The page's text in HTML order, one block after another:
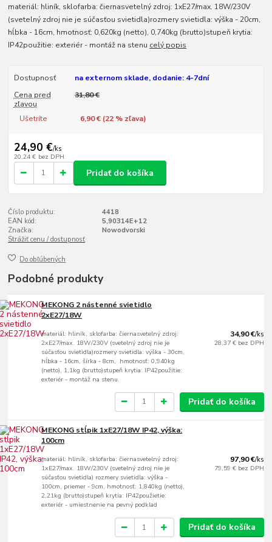
materiál: hliník, sklofarba: čiernasvetelný zdroj: 1xE27/max. 18W/230V
(svetelný zdroj nie je súčasťou svietidla)rozmery svietidla: výška - 20cm,
hĺbka - 16cm, hmotnosť: 0,620kg (netto), 0,740kg (brutto)stupeň krytia:
IP42použitie: exteriér - montáž na stenu celý popis
Dostupnosť
na externom sklade, dodanie: 4-7dní
Cena pred
zľavou
31,80 €
Ušetríte 6,90 € (22% zľava)
24,90 €/ks
20,24 € bez DPH
Pridať do košíka
Číslo produktu:
4418
EAN kód:
5,90314E+12
Značka:
Nowodvorski
Strážiť cenu / dostupnosť
Do obľúbených
Podobné produkty
MEKONG 2 nástenné svietidlo
2xE27/18W
materiál: hliník, sklofarba: čiernasvetelný zdroj:
2xE27/max. 18W/230V (svetelný zdroj nie je
súčasťou svietidla)rozmery svietidla: výška - 30cm,
hĺbka - 16cm, šírka - 8cm, hmotnosť: 0,940kg
(netto), 1,1kg (brutto)stupeň krytia: IP42použitie:
exteriér - montáž na stenu.
34,90 €/ks
28,37 € bez DPH
Pridať do košíka
MEKONG stĺpik 1xE27/18W IP42, výška:
100cm
materiál: hliník, sklofarba: čiernasvetelný zdroj:
1xE27/max. 18W/230V (svetelný zdroj nie je
súčasťou svietidla) rozmery svietidla: výška -
100cm, priemer - 9cm, hmotnosť: 1,840kg (netto),
2,21kg (brutto)stupeň krytia: IP42použietie:
exteriér - umiestnenie na pevný podklad
97,90 €/ks
79,59 € bez DPH
Pridať do košíka